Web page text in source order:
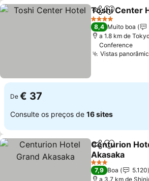
PartilharAdicionar
Toshi Center
4 Estrelas
8,4 Muito boa
a 1.8 km de
Conference
Vistas
De € 37
Consulte os preços de 16 sites
PartilharAdicionar
Centurion
Akasaka
3 Estrelas
7,9 Boa
5.120
a 3.7 km de